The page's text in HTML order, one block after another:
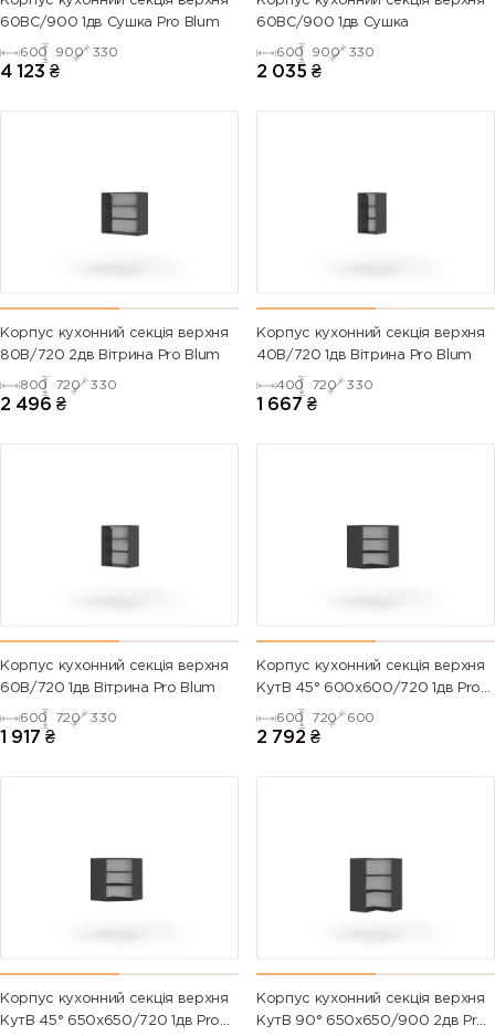
60ВС/900 1дв Сушка Pro Blum
600 900 330
4 123 ₴
60ВС/900 1дв Сушка
600 900 330
2 035 ₴
Корпус кухонний секцiя верхня
80В/720 2дв Вітрина Pro Blum
800 720 330
2 496 ₴
Корпус кухонний секцiя верхня
40В/720 1дв Вітрина Pro Blum
400 720 330
1 667 ₴
Корпус кухонний секцiя верхня
60В/720 1дв Вітрина Pro Blum
600 720 330
1 917 ₴
Корпус кухонний секцiя верхня
КутВ 45° 600х600/720 1дв Pro
600 720 600
2 792 ₴
Корпус кухонний секцiя верхня
КутВ 45° 650х650/720 1дв Pro
Корпус кухонний секцiя верхня
КутВ 90° 650х650/900 2дв Pro